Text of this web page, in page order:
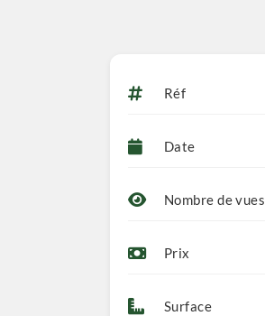
Réf
Date
Nombre de vues
Prix
Surface